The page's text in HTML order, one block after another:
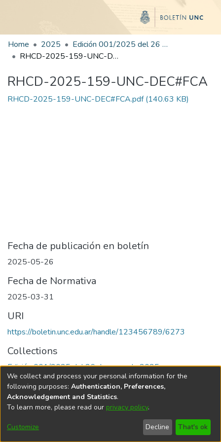
Home 2025
Edición 001/2025 del 26 de mayo de 2025
RHCD-2025-159-UNC-DEC#FCA
RHCD-2025-159-UNC-DEC#FCA
RHCD-2025-159-UNC-DEC#FCA.pdf(140.63 KB)
Fecha de publicación en boletín
2025-05-26
Fecha de Normativa
2025-03-31
URI
https://boletin.unc.edu.ar/handle/123456789/6273
Collections
Edición 001/2025 del 26 de mayo de 2025
Universidad Nacional de Córdoba
We collect and process your personal information for the
following purposes: Authentication, Preferences,
Acknowledgement and Statistics.
To learn more, please read our privacy policy.
Customize Decline That's ok